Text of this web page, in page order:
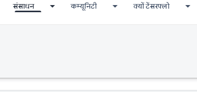
संसाधन कम्यूनिटी क्यों टेंसरफ्लो